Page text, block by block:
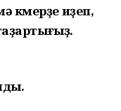
әкүмерҙе иҙеп,
аҙартығыҙ.